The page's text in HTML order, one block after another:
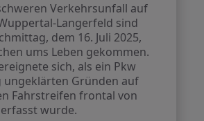
Verkehrsunfall auf
Langerfeld sind
dem 16. Juli 2025,
ums Leben gekommen.
sich, als ein Pkw
ungeklärten Gründen auf
Fahrstreifen frontal von
wurde.